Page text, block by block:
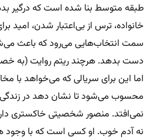
طبقه متوسط بنا شده است که درگیر
خانواده، ترس از بی‌اعتبار شدن، امید
سمت انتخاب‌هایی می‌رود که باعث
دست بدهد. هرچند ریتم روایت (به
اما این برای سریالی که می‌خواهد
محسوب می‌شود تا نشان دهد در زندگی
نمی‌افتد. منصور شخصیتی خاکستری
نه آدم خوب. او کسی است که با